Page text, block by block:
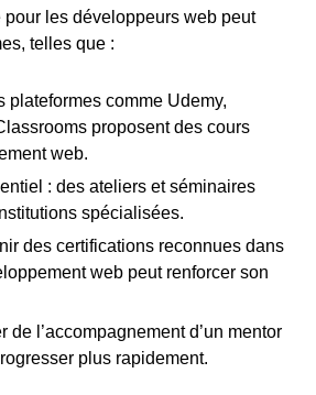
pour les développeurs web peut
telles que :
plateformes comme Udemy,
proposent des cours
web.
: des ateliers et séminaires
spécialisées.
des certifications reconnues dans
web peut renforcer son
de l’accompagnement d’un mentor
plus rapidement.